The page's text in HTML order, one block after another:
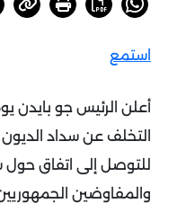
استمع
أعلن الرئيس جو بايدن
التخلف عن سداد الديون
للتوصل إلى اتفاق حول
والمفاوضين